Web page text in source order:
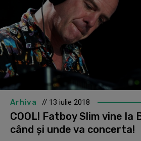
Arhiva // 13 iulie 2018
COOL! Fatboy Slim vine la
când și unde va concerta!